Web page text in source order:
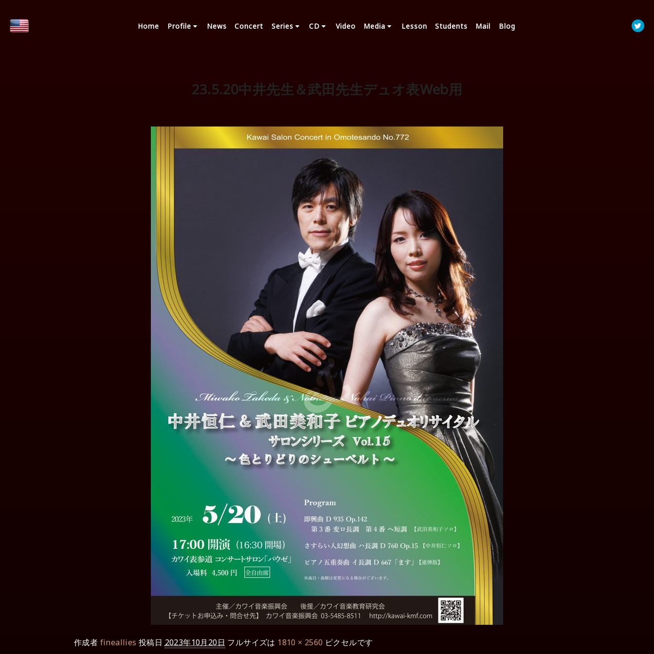
Home Profile News Concert Series CD Video Media Lesson Students Mail Blog
23.5.20中井先生＆武田先生デュオ表Web用
作成者 fineallies 投稿日 2023年10月20日 フルサイズは 1810 × 2560 ピクセルです